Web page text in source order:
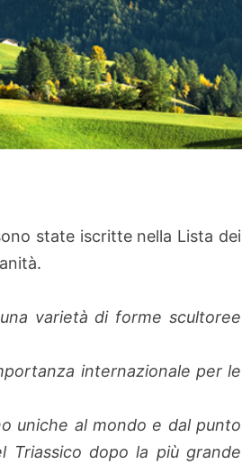
state iscritte nella Lista dei
varietà di forme scultoree
internazionale per le
uniche al mondo e dal punto
Triassico dopo la più grande